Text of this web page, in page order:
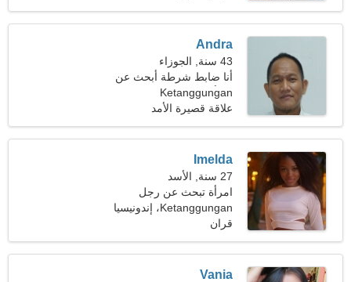
Andra
43 سنة, الجوزاء
أنا ضابط شرطة أبحث عن
امرأة عاطفية
Ketanggungan
علاقة قصيرة الأمد
Imelda
27 سنة, الأسد
امرأة تبحث عن رجل
Ketanggungan، إندونيسيا
قران
Vania